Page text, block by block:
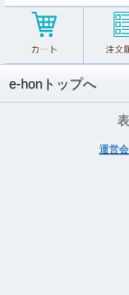
e-honトップへ
運営